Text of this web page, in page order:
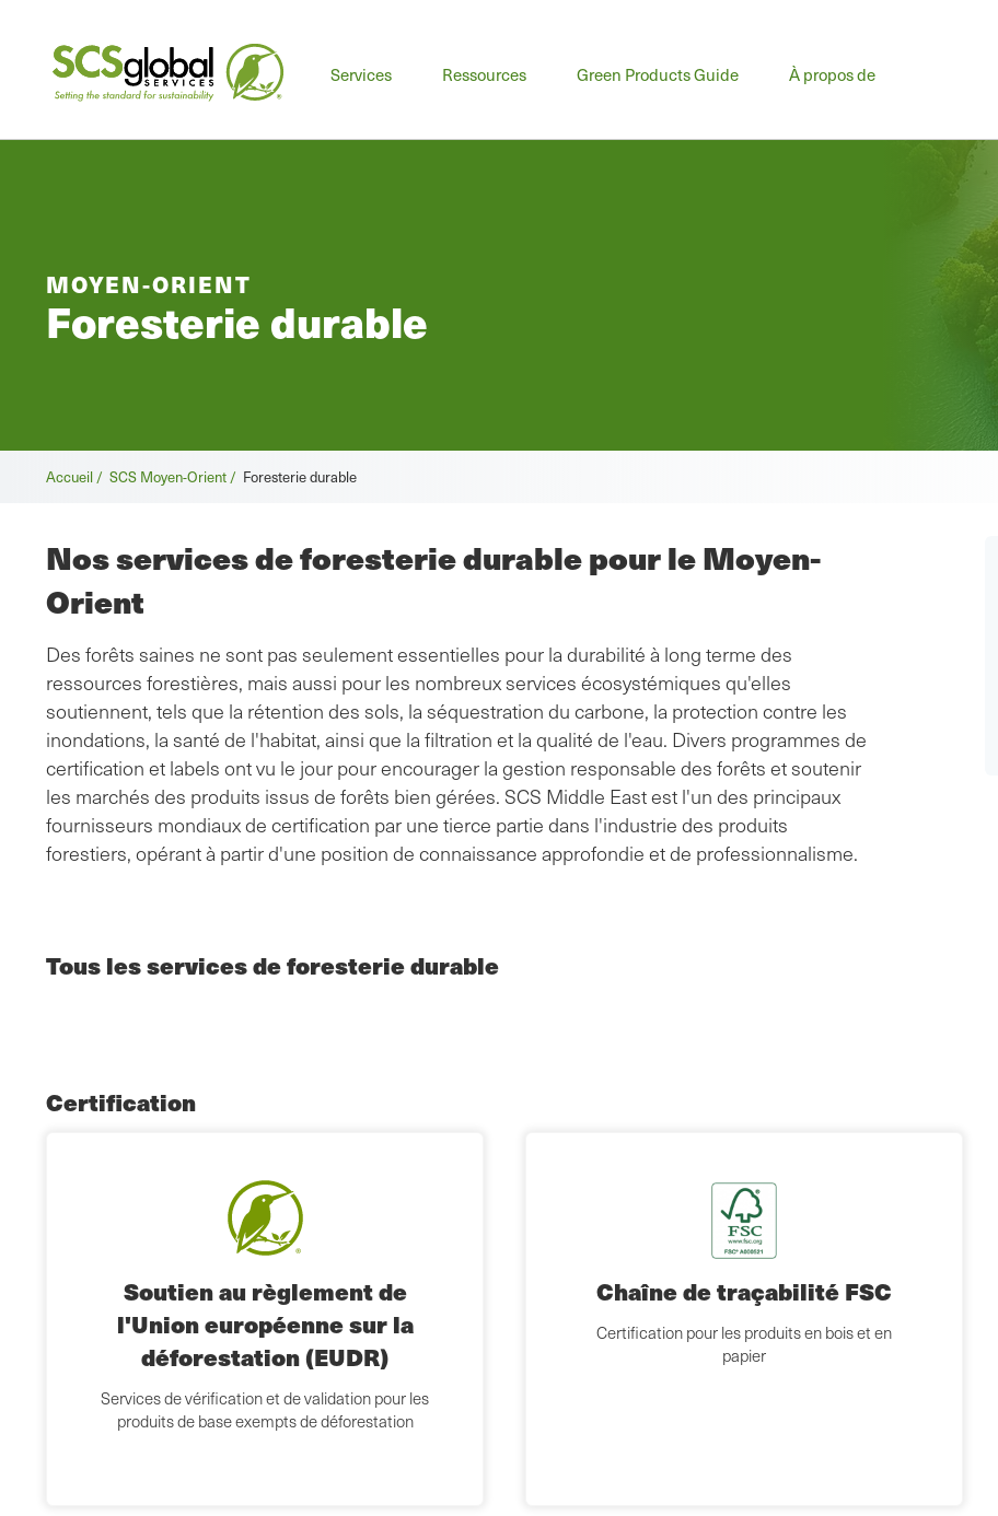
Services Ressources Green Products Guide À propos de
MOYEN-ORIENT
Foresterie durable
Fil
Accueil / SCS Moyen-Orient / Foresterie durable
Nos services de foresterie durable pour le Moyen-
Orient
Des forêts saines ne sont pas seulement essentielles pour la durabilité à long terme des
ressources forestières, mais aussi pour les nombreux services écosystémiques qu'elles
soutiennent, tels que la rétention des sols, la séquestration du carbone, la protection contre les
inondations, la santé de l'habitat, ainsi que la filtration et la qualité de l'eau. Divers programmes de
certification et labels ont vu le jour pour encourager la gestion responsable des forêts et soutenir
les marchés des produits issus de forêts bien gérées. SCS Middle East est l'un des principaux
fournisseurs mondiaux de certification par une tierce partie dans l'industrie des produits
forestiers, opérant à partir d'une position de connaissance approfondie et de professionnalisme.
Tous les services de foresterie durable
Certification
Soutien au règlement de
l'Union européenne sur la
déforestation (EUDR)
Services de vérification et de validation pour les
produits de base exempts de déforestation
Chaîne de traçabilité FSC
Certification pour les produits en bois et en
papier